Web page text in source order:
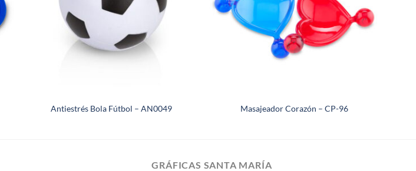
Antiestrés Bola Fútbol – AN0049 Masajeador Corazón – CP-96
GRÁFICAS SANTA MARÍA